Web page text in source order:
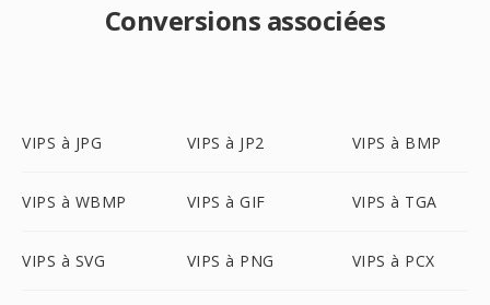
Conversions associées
VIPS à JPG VIPS à JP2 VIPS à BMP
VIPS à WBMP VIPS à GIF VIPS à TGA
VIPS à SVG VIPS à PNG VIPS à PCX